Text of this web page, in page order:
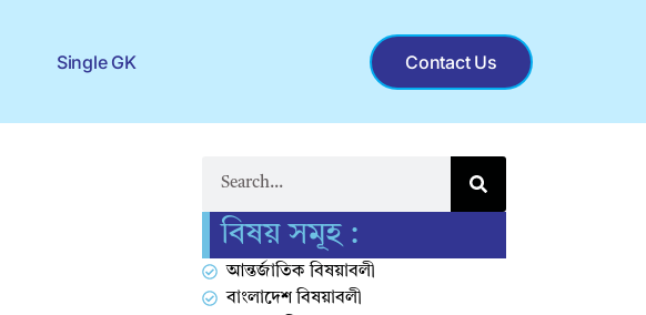
Single GK Contact Us
বিষয় সমূহ :
আন্তর্জাতিক বিষয়াবলী
বাংলাদেশ বিষয়াবলী